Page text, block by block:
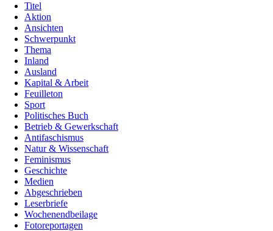
Titel
Aktion
Ansichten
Schwerpunkt
Thema
Inland
Ausland
Kapital & Arbeit
Feuilleton
Sport
Politisches Buch
Betrieb & Gewerkschaft
Antifaschismus
Natur & Wissenschaft
Feminismus
Geschichte
Medien
Abgeschrieben
Leserbriefe
Wochenendbeilage
Fotoreportagen